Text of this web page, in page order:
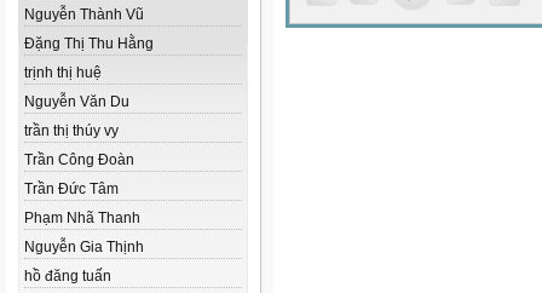
Nguyễn Thành Vũ
Đặng Thị Thu Hằng
trịnh thị huệ
Nguyễn Văn Du
trần thị thúy vy
Trần Công Đoàn
Trần Đức Tâm
Phạm Nhã Thanh
Nguyễn Gia Thịnh
hồ đăng tuấn